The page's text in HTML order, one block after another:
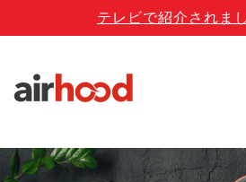
テレビで紹介されま